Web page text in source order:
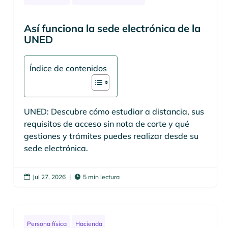
Así funciona la sede electrónica de la
UNED
Índice de contenidos
UNED: Descubre cómo estudiar a distancia, sus
requisitos de acceso sin nota de corte y qué
gestiones y trámites puedes realizar desde su
sede electrónica.
 Jul 27, 2026 |  5 min lectura
Persona física Hacienda